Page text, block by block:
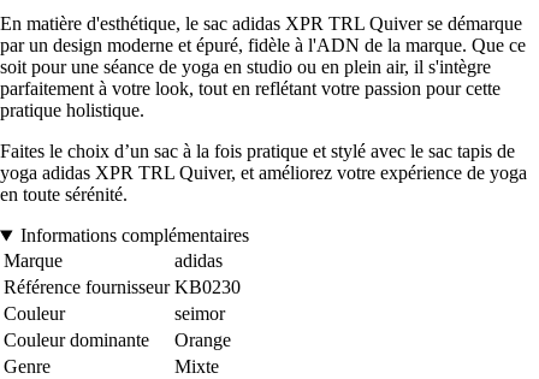
En matière d'esthétique, le sac adidas XPR TRL Quiver se démarque
par un design moderne et épuré, fidèle à l'ADN de la marque. Que ce
soit pour une séance de yoga en studio ou en plein air, il s'intègre
parfaitement à votre look, tout en reflétant votre passion pour cette
pratique holistique.
Faites le choix d’un sac à la fois pratique et stylé avec le sac tapis de
yoga adidas XPR TRL Quiver, et améliorez votre expérience de yoga
en toute sérénité.
Informations complémentaires
Marque
adidas
Référence fournisseur KB0230
Couleur
seimor
Couleur dominante
Orange
Genre
Mixte